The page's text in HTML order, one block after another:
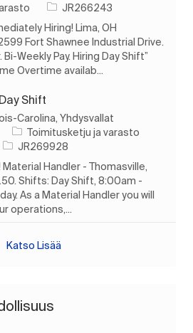
Työn tunnus
JR266243
Hiring! Lima, OH
Fort Shawnee Industrial Drive.
Weekly Pay. Hiring Day Shift”
Overtime availab...
Shift
Carolina, Yhdysvallat
Luokka
Toimitusketju ja varasto
Työn tunnus
JR269928
Material Handler - Thomasville,
Shifts: Day Shift, 8:00am -
As a Material Handler you will
operations,...
Katso Lisää